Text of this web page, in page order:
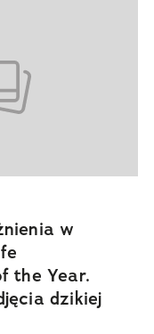
w
the Year.
dzikiej